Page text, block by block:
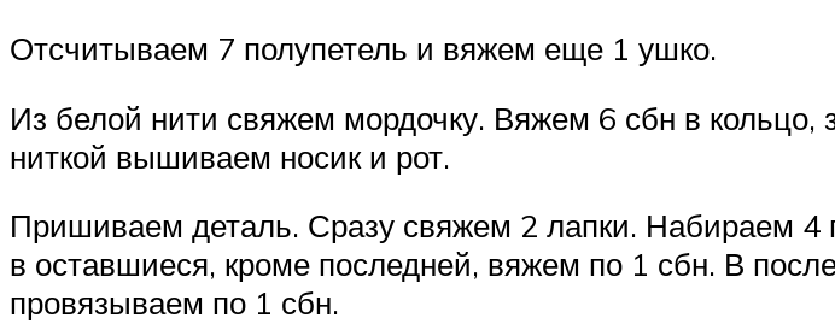
Отсчитываем 7 полупетель и вяжем еще 1 ушко.
Из белой нити свяжем мордочку. Вяжем 6 сбн в
ниткой вышиваем носик и рот.
Пришиваем деталь. Сразу свяжем 2 лапки. Набираем 4
в оставшиеся, кроме последней, вяжем по 1 сбн. В
провязываем по 1 сбн.